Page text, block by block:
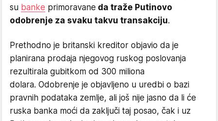
su banke primoravane da traže Putinovo
odobrenje za svaku takvu transakciju.
Prethodno je britanski kreditor objavio da je
planirana prodaja njegovog ruskog poslovanja
rezultirala gubitkom od 300 miliona
dolara. Odobrenje je objavljeno u uredbi o bazi
pravnih podataka zemlje, ali još nije jasno da li će
ruska banka moći da zaključi taj posao, čak i uz